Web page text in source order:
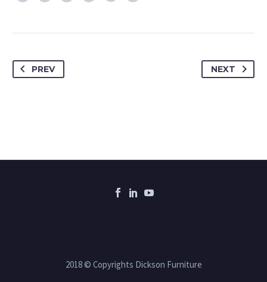
PREV NEXT
2018 © Copyrights Dickson Furniture